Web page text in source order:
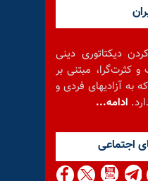
دیکتاتوری دینی
کثرت‌گرا، مبتنی بر
به آزادیهای فردی و
ادامه...
اجتماعى